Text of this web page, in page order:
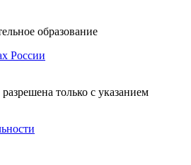
образование
России
только с указанием